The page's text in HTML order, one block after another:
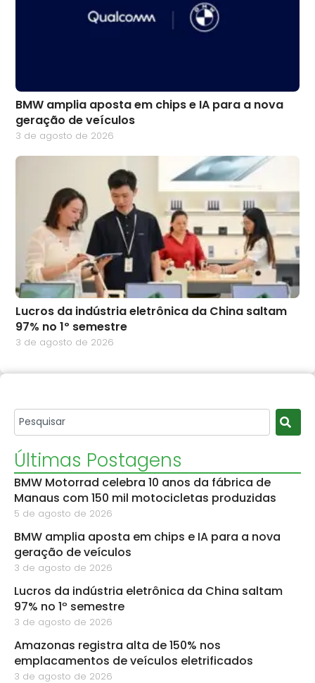
BMW amplia aposta em chips e IA para a nova
geração de veículos
3 de agosto de 2026
Lucros da indústria eletrônica da China saltam
97% no 1º semestre
3 de agosto de 2026
Últimas Postagens
BMW Motorrad celebra 10 anos da fábrica de
Manaus com 150 mil motocicletas produzidas
5 de agosto de 2026
BMW amplia aposta em chips e IA para a nova
geração de veículos
3 de agosto de 2026
Lucros da indústria eletrônica da China saltam
97% no 1º semestre
3 de agosto de 2026
Amazonas registra alta de 150% nos
emplacamentos de veículos eletrificados
3 de agosto de 2026